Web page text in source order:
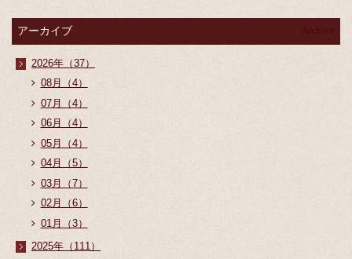
アーカイブ
2026年（37）
08月（4）
07月（4）
06月（4）
05月（4）
04月（5）
03月（7）
02月（6）
01月（3）
2025年（111）